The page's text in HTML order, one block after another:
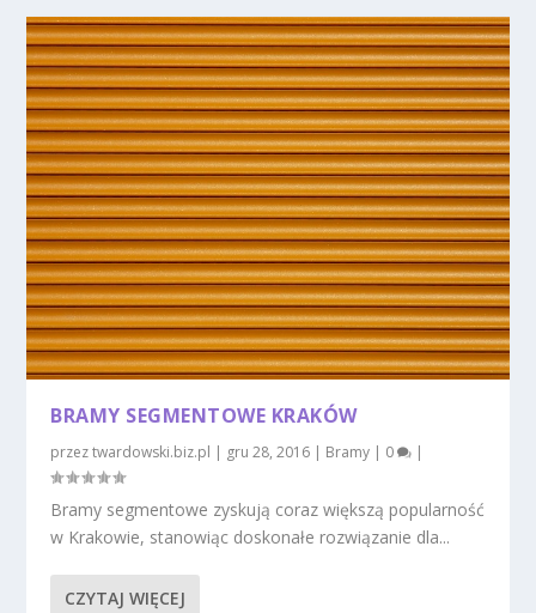
BRAMY SEGMENTOWE KRAKÓW
przeztwardowski.biz.pl | gru 28, 2016 | Bramy | 0 |
Bramy segmentowe zyskują coraz większą popularność
w Krakowie, stanowiąc doskonałe rozwiązanie dla...
CZYTAJ WIĘCEJ